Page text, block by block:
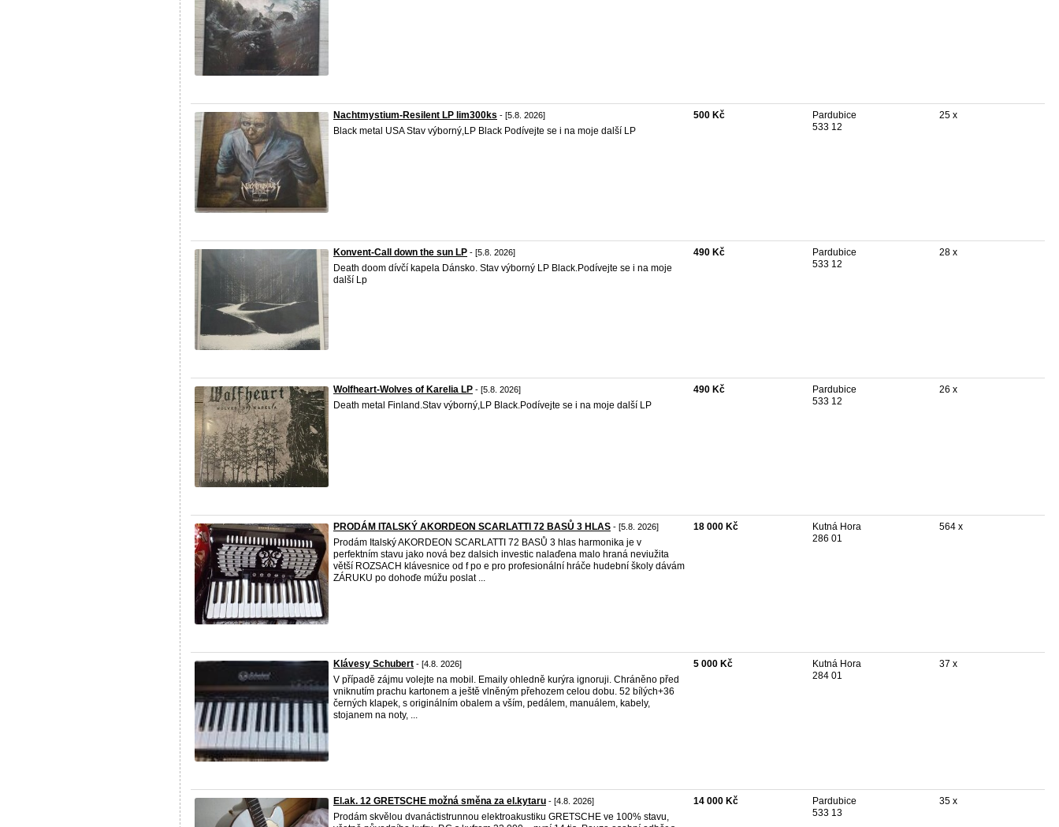
Nachtmystium-Resilent LP lim300ks - [5.8. 2026]
Black metal USA Stav výborný,LP Black Podívejte se i na moje další LP
500 Kč
Pardubice
533 12
25 x
Konvent-Call down the sun LP - [5.8. 2026]
Death doom dívčí kapela Dánsko. Stav výborný LP Black.Podívejte se i na moje
další Lp
490 Kč
Pardubice
533 12
28 x
Wolfheart-Wolves of Karelia LP - [5.8. 2026]
Death metal Finland.Stav výborný,LP Black.Podívejte se i na moje další LP
490 Kč
Pardubice
533 12
26 x
PRODÁM ITALSKÝ AKORDEON SCARLATTI 72 BASŮ 3 HLAS - [5.8. 2026]
Prodám Italský AKORDEON SCARLATTI 72 BASŮ 3 hlas harmonika je v
perfektním stavu jako nová bez dalsich investic nalaďena malo hraná neviužita
větší ROZSACH klávesnice od f po e pro profesionální hráče hudební školy dávám
ZÁRUKU po dohoďe múžu poslat ...
18 000 Kč
Kutná Hora
286 01
564 x
Klávesy Schubert - [4.8. 2026]
V případě zájmu volejte na mobil. Emaily ohledně kurýra ignoruji. Chráněno před
vniknutím prachu kartonem a ještě vlněným přehozem celou dobu. 52 bílých+36
černých klapek, s originálním obalem a vším, pedálem, manuálem, kabely,
stojanem na noty, ...
5 000 Kč
Kutná Hora
284 01
37 x
El.ak. 12 GRETSCHE možná směna za el.kytaru - [4.8. 2026]
Prodám skvělou dvanáctistrunnou elektroakustiku GRETSCHE ve 100% stavu,
14 000 Kč
Pardubice
533 13
35 x